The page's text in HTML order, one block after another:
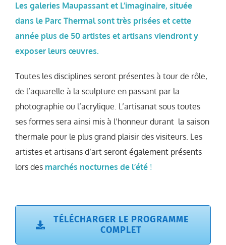
Les galeries Maupassant et L’imaginaire, située
dans le Parc Thermal sont très prisées et cette
année plus de 50 artistes et artisans viendront y
exposer leurs œuvres.
Toutes les disciplines seront présentes à tour de rôle,
de l’aquarelle à la sculpture en passant par la
photographie ou l’acrylique. L’artisanat sous toutes
ses formes sera ainsi mis à l’honneur durant la saison
thermale pour le plus grand plaisir des visiteurs. Les
artistes et artisans d’art seront également présents
lors des marchés nocturnes de l’été !
TÉLÉCHARGER LE PROGRAMME
COMPLET